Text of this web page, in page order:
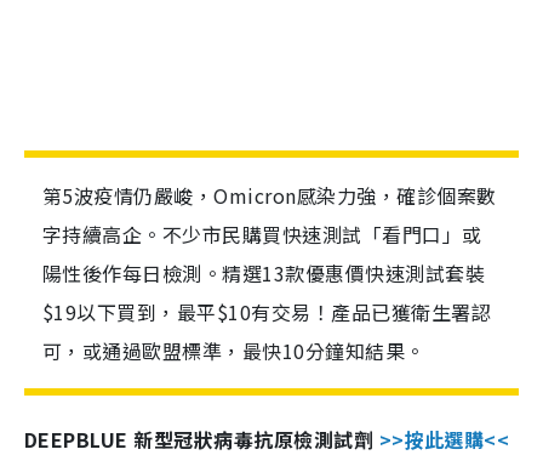
第5波疫情仍嚴峻，Omicron感染力強，確診個案數
字持續高企。不少市民購買快速測試「看門口」或
陽性後作每日檢測。精選13款優惠價快速測試套裝
$19以下買到，最平$10有交易！產品已獲衛生署認
可，或通過歐盟標準，最快10分鐘知結果。
DEEPBLUE 新型冠狀病毒抗原檢測試劑 >>按此選購<<